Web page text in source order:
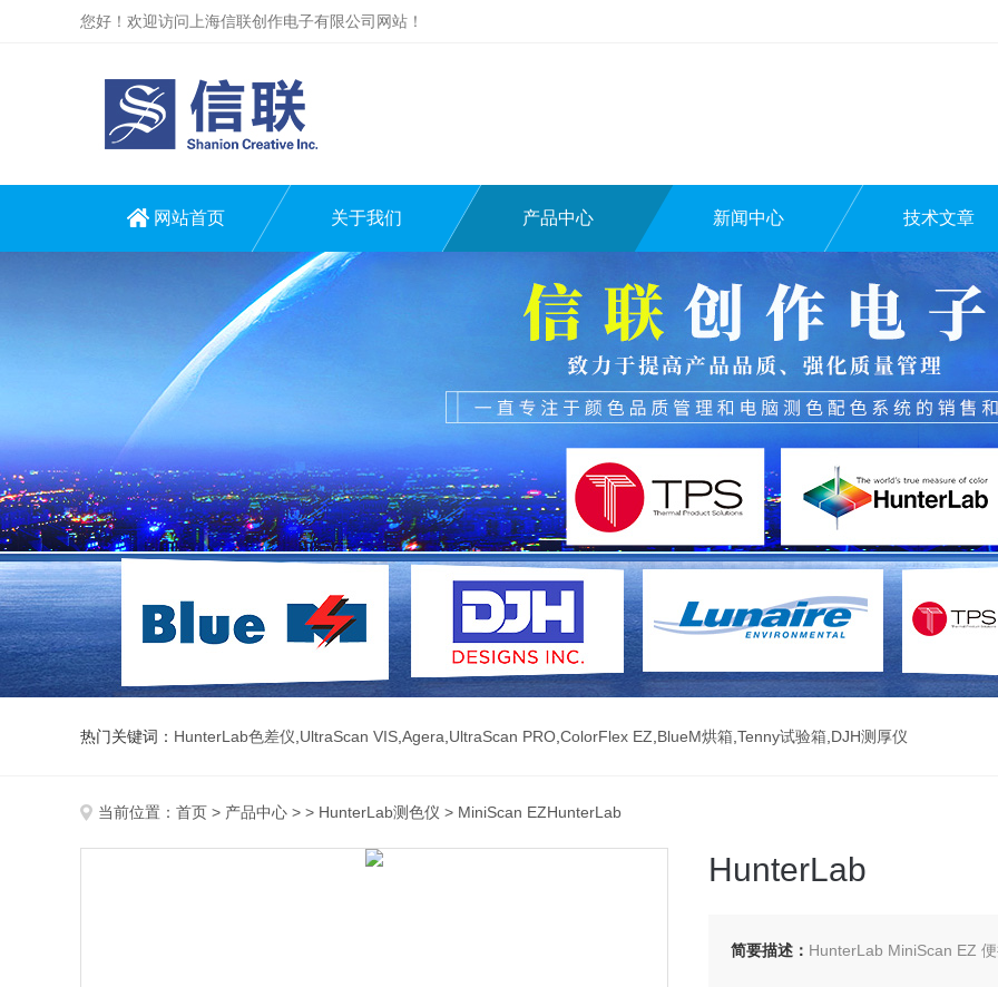
您好！欢迎访问上海信联创作电子有限公司网站！
网站首页 关于我们 产品中心 新闻中心 技术文章
热门关键词： HunterLab色差仪 UltraScan VIS Agera UltraScan PRO ColorFlex EZ BlueM烘箱 Tenny试验箱 DJH测厚仪
当前位置： 首页 > 产品中心 > > HunterLab测色仪 > MiniScan EZHunterLab
HunterLab
简要描述： HunterLab MiniScan EZ